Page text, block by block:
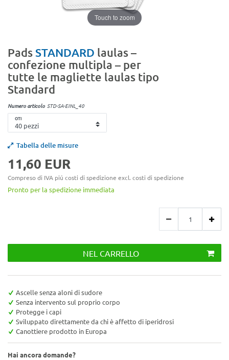
Touch to zoom
PadsSTANDARD laulas –
confezione multipla – per
tutte le magliette laulas tipo
Standard
Numero articolo STD-SA-EINL_40
QTI
Tabella delle misure
11,60 EUR
Compreso di IVA piú costi di spedizione excl. costi di spedizione
Pronto per la spedizione immediata
NEL CARRELLO
Ascelle senza aloni di sudore
Senza intervento sul proprio corpo
Protegge i capi
Sviluppato direttamente da chi è affetto di iperidrosi
Canottiere prodotto in Europa
Hai ancora domande?